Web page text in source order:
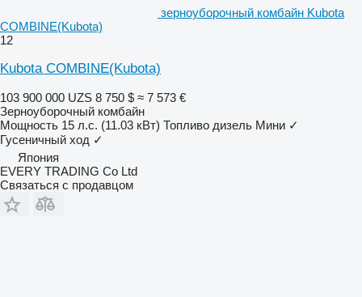
зерноуборочный комбайн Kubota
COMBINE(Kubota)
12
Kubota COMBINE(Kubota)
103 900 000 UZS 8 750 $ ≈ 7 573 €
Зерноуборочный комбайн
Мощность 15 л.с. (11.03 кВт) Топливо дизель Мини ✓
Гусеничный ход ✓
Япония
EVERY TRADING Co Ltd
Связаться с продавцом